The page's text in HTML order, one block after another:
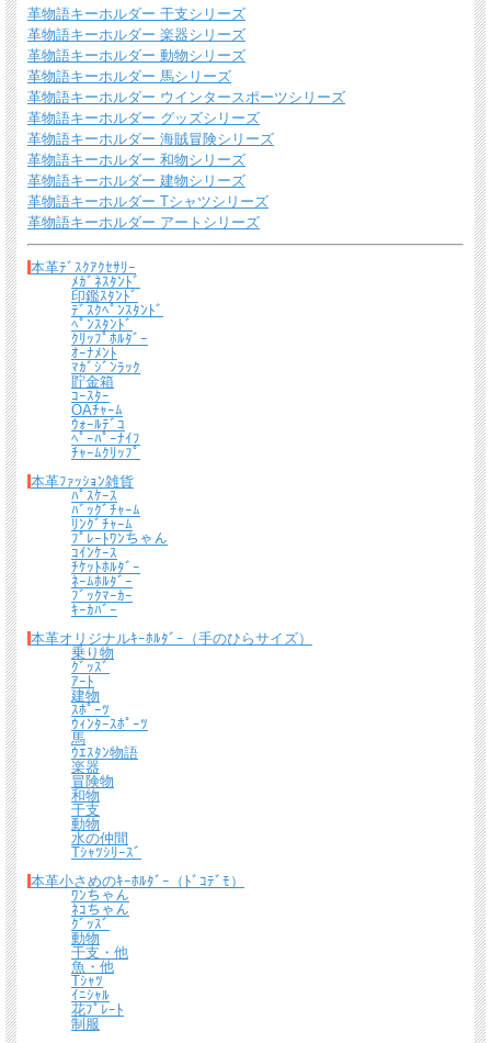
*無料簡易ラッピング
通常のご購入でも、簡易ラッピング（透明の袋の上に金色のギフトシール付き）い
たします。
宅配便 650円から
メール便（全商品対象・定形外郵便ほか）全国一律300円
詳しくはこちらから
革物語キーホルダー 干支シリーズ
革物語キーホルダー 楽器シリーズ
革物語キーホルダー 動物シリーズ
革物語キーホルダー 馬シリーズ
革物語キーホルダー ウインタースポーツシリーズ
革物語キーホルダー グッズシリーズ
革物語キーホルダー 海賊冒険シリーズ
革物語キーホルダー 和物シリーズ
革物語キーホルダー 建物シリーズ
革物語キーホルダー Tシャツシリーズ
革物語キーホルダー アートシリーズ
本革ﾃﾞｽｸｱｸｾｻﾘｰ
ﾒｶﾞﾈｽﾀﾝﾄﾞ
印鑑ｽﾀﾝﾄﾞ
ﾃﾞｽｸﾍﾟﾝｽﾀﾝﾄﾞ
ﾍﾟﾝｽﾀﾝﾄﾞ
ｸﾘｯﾌﾟﾎﾙﾀﾞｰ
ｵｰﾅﾒﾝﾄ
ﾏｶﾞｼﾞﾝﾗｯｸ
貯金箱
ｺｰｽﾀｰ
OAﾁｬｰﾑ
ｳｫｰﾙﾃﾞｺ
ﾍﾟｰﾊﾟｰﾅｲﾌ
ﾁｬｰﾑｸﾘｯﾌﾟ
本革ﾌｧｯｼｮﾝ雑貨
ﾊﾟｽｹｰｽ
ﾊﾞｯｸﾞﾁｬｰﾑ
ﾘﾝｸﾞﾁｬｰﾑ
ﾌﾟﾚｰﾄﾜﾝちゃん
ｺｲﾝｹｰｽ
ﾁｹｯﾄﾎﾙﾀﾞｰ
ﾈｰﾑﾎﾙﾀﾞｰ
ﾌﾞｯｸﾏｰｶｰ
ｷｰｶﾊﾞｰ
本革オリジナルｷｰﾎﾙﾀﾞｰ（手のひらサイズ）
乗り物
ｸﾞｯｽﾞ
ｱｰﾄ
建物
ｽﾎﾟｰﾂ
ｳｨﾝﾀｰｽﾎﾟｰﾂ
馬
ｳｴｽﾀﾝ物語
楽器
冒険物
和物
干支
動物
水の仲間
Tｼｬﾂｼﾘｰｽﾞ
本革小さめのｷｰﾎﾙﾀﾞｰ（ﾄﾞｺﾃﾞﾓ）
ﾜﾝちゃん
ﾈｺちゃん
ｸﾞｯｽﾞ
動物
干支・他
魚・他
Tｼｬﾂ
ｲﾆｼｬﾙ
花ﾌﾟﾚｰﾄ
制服